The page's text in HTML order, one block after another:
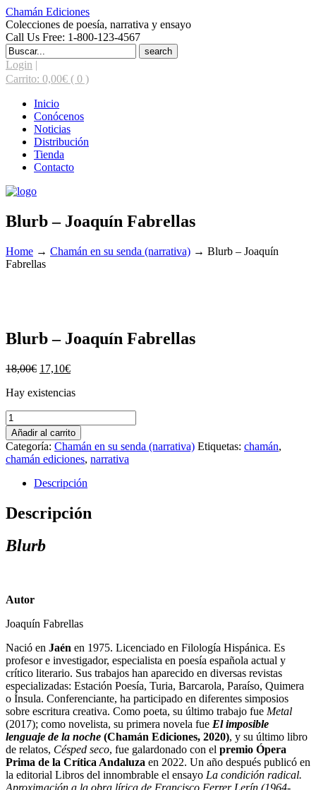
Chamán Ediciones
Colecciones de poesía, narrativa y ensayo
Call Us Free: 1-800-123-4567
Search
for:
Login |
Carrito: 0,00€ ( 0 )
Inicio
Conócenos
Noticias
Distribución
Tienda
Contacto
Blurb – Joaquín Fabrellas
Home → Chamán en su senda (narrativa) → Blurb – Joaquín
Fabrellas
Blurb – Joaquín Fabrellas
18,00€ El
original
17,10€El
actual
Hay existencias
Blurb
-
Joaquín
Fabrellas
cantidad
Añadir al carrito
Categoría: Chamán en su senda (narrativa) Etiquetas: chamán,
chamán ediciones, narrativa
Descripción
Descripción
Blurb
Autor
Joaquín Fabrellas
Nació en Jaén en 1975. Licenciado en Filología Hispánica. Es
profesor e investigador, especialista en poesía española actual y
crítico literario. Sus trabajos han aparecido en diversas revistas
especializadas: Estación Poesía, Turia, Barcarola, Paraíso, Quimera
o Ínsula. Conferenciante, ha participado en diferentes simposios
sobre escritura creativa. Como poeta, su último trabajo fue Metal
(2017); como novelista, su primera novela fue El imposible
lenguaje de la noche (Chamán Ediciones, 2020), y su último libro
de relatos, Césped seco, fue galardonado con el premio Ópera
Prima de la Crítica Andaluza en 2022. Un año después publicó en
la editorial Libros del innombrable el ensayo La condición radical.